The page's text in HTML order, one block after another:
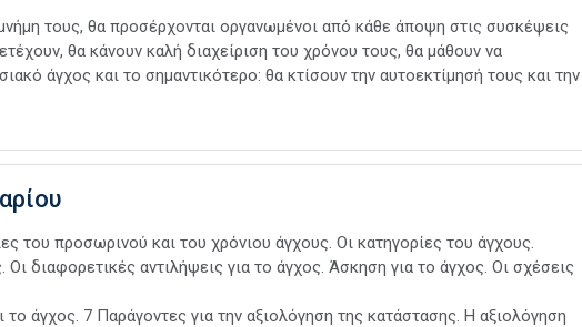
τους, θα προσέρχονται οργανωμένοι από κάθε άποψη στις συσκέψεις
θα κάνουν καλή διαχείριση του χρόνου τους, θα μάθουν να
άγχος και το σημαντικότερο: θα κτίσουν την αυτοεκτίμησή τους και την
του προσωρινού και του χρόνιου άγχους. Οι κατηγορίες του άγχους.
Οι διαφορετικές αντιλήψεις για το άγχος. Άσκηση για το άγχος. Οι σχέσεις
άγχος. 7 Παράγοντες για την αξιολόγηση της κατάστασης. Η αξιολόγηση